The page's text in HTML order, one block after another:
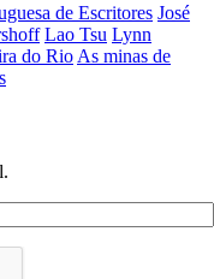
de Escritores José
Lao Tsu Lynn
do Rio As minas de